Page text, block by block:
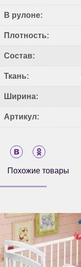
В рулоне:
Плотность:
Состав:
Ткань:
Ширина:
Артикул:
Похожие товары